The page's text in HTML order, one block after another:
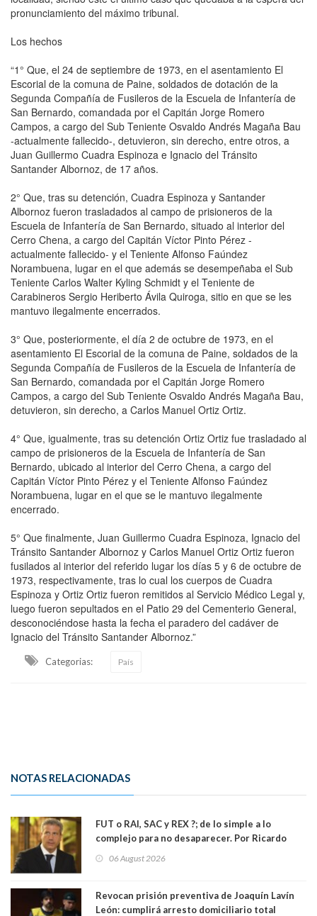
pronunciamiento del máximo tribunal.
Los hechos
“1° Que, el 24 de septiembre de 1973, en el asentamiento El
Escorial de la comuna de Paine, soldados de dotación de la
Segunda Compañía de Fusileros de la Escuela de Infantería de
San Bernardo, comandada por el Capitán Jorge Romero
Campos, a cargo del Sub Teniente Osvaldo Andrés Magaña Bau
-actualmente fallecido-, detuvieron, sin derecho, entre otros, a
Juan Guillermo Cuadra Espinoza e Ignacio del Tránsito
Santander Albornoz, de 17 años.
2° Que, tras su detención, Cuadra Espinoza y Santander
Albornoz fueron trasladados al campo de prisioneros de la
Escuela de Infantería de San Bernardo, situado al interior del
Cerro Chena, a cargo del Capitán Víctor Pinto Pérez -
actualmente fallecido- y el Teniente Alfonso Faúndez
Norambuena, lugar en el que además se desempeñaba el Sub
Teniente Carlos Walter Kyling Schmidt y el Teniente de
Carabineros Sergio Heriberto Ávila Quiroga, sitio en que se les
mantuvo ilegalmente encerrados.
3° Que, posteriormente, el día 2 de octubre de 1973, en el
asentamiento El Escorial de la comuna de Paine, soldados de la
Segunda Compañía de Fusileros de la Escuela de Infantería de
San Bernardo, comandada por el Capitán Jorge Romero
Campos, a cargo del Sub Teniente Osvaldo Andrés Magaña Bau,
detuvieron, sin derecho, a Carlos Manuel Ortiz Ortiz.
4° Que, igualmente, tras su detención Ortiz Ortiz fue trasladado al
campo de prisioneros de la Escuela de Infantería de San
Bernardo, ubicado al interior del Cerro Chena, a cargo del
Capitán Víctor Pinto Pérez y el Teniente Alfonso Faúndez
Norambuena, lugar en el que se le mantuvo ilegalmente
encerrado.
5° Que finalmente, Juan Guillermo Cuadra Espinoza, Ignacio del
Tránsito Santander Albornoz y Carlos Manuel Ortiz Ortiz fueron
fusilados al interior del referido lugar los días 5 y 6 de octubre de
1973, respectivamente, tras lo cual los cuerpos de Cuadra
Espinoza y Ortiz Ortiz fueron remitidos al Servicio Médico Legal y,
luego fueron sepultados en el Patio 29 del Cementerio General,
desconociéndose hasta la fecha el paradero del cadáver de
Ignacio del Tránsito Santander Albornoz.”
Categorias: País
NOTAS RELACIONADAS
FUT o RAI, SAC y REX ?; de lo simple a lo
complejo para no desaparecer. Por Ricardo
06 August 2026
Revocan prisión preventiva de Joaquín Lavín
León: cumplirá arresto domiciliario total